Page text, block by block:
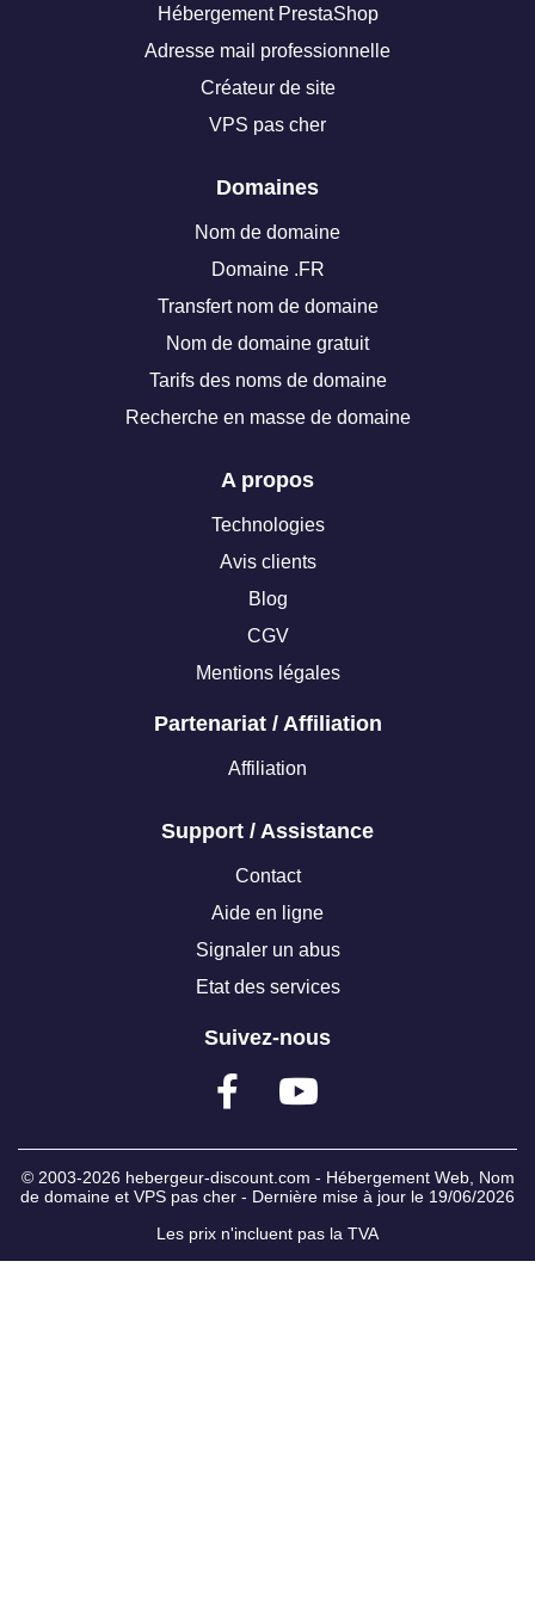
Hébergement PrestaShop
Adresse mail professionnelle
Créateur de site
VPS pas cher
Domaines
Nom de domaine
Domaine .FR
Transfert nom de domaine
Nom de domaine gratuit
Tarifs des noms de domaine
Recherche en masse de domaine
A propos
Technologies
Avis clients
Blog
CGV
Mentions légales
Partenariat / Affiliation
Affiliation
Support / Assistance
Contact
Aide en ligne
Signaler un abus
Etat des services
Suivez-nous
© 2003-2026 hebergeur-discount.com - Hébergement Web, Nom
de domaine et VPS pas cher - Dernière mise à jour le 19/06/2026
Les prix n'incluent pas la TVA